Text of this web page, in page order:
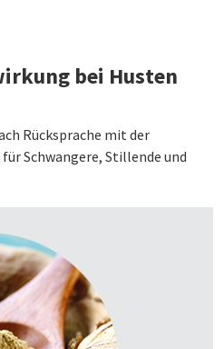
bei Husten
Rücksprache mit der
Schwangere, Stillende und